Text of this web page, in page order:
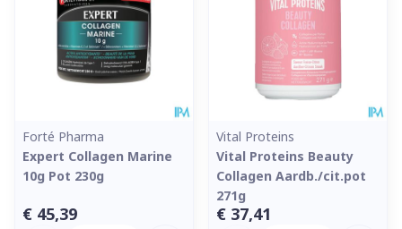
Forté Pharma
Expert Collagen Marine
10g Pot 230g
€ 45,39
Vital Proteins
Vital Proteins Beauty
Collagen Aardb./cit.pot
271g
€ 37,41